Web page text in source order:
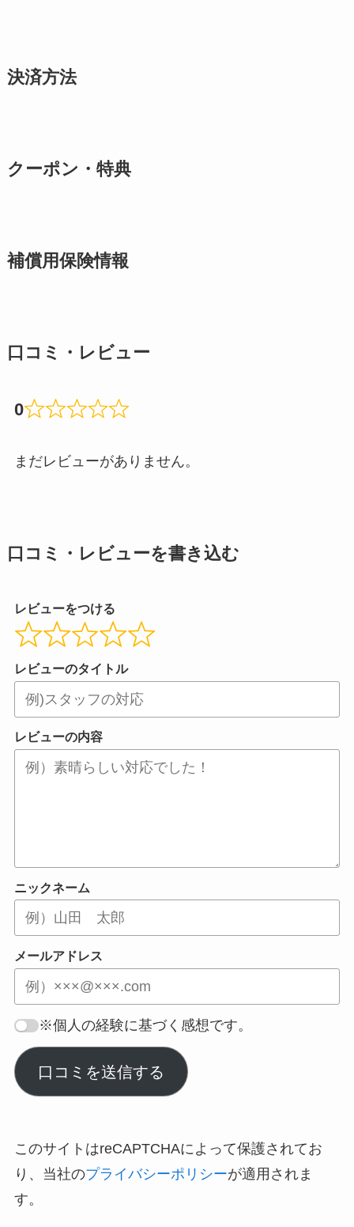
決済方法
クーポン・特典
補償用保険情報
口コミ・レビュー
0
まだレビューがありません。
口コミ・レビューを書き込む
レビューをつける
レビューのタイトル
レビューの内容
ニックネーム
メールアドレス
※個人の経験に基づく感想です。
口コミを送信する
このサイトはreCAPTCHAによって保護されてお
り、当社のプライバシーポリシーが適用されま
す。